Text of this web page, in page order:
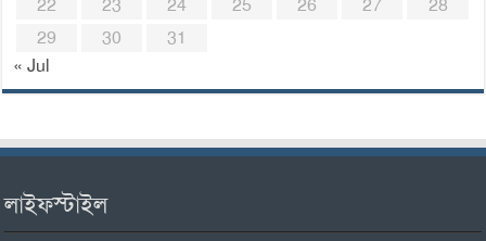
22
23 24 25 26 27
28
29
30
31
« Jul
লাইফস্টাইল